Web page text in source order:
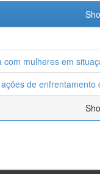
mulheres em
de